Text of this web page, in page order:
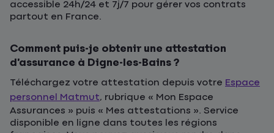
accessible 24h/24 et 7j/7 pour gérer vos contrats
partout en France.
Comment puis-je obtenir une attestation
d’assurance à Digne-les-Bains ?
Téléchargez votre attestation depuis votre Espace
personnel Matmut, rubrique « Mon Espace
Assurances » puis « Mes attestations ». Service
disponible en ligne dans toutes les régions